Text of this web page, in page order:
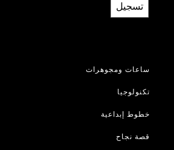
تسجيل
ساعات ومجوهرات
تكنولوجيا
خطوط إبداعية
قصة نجاح